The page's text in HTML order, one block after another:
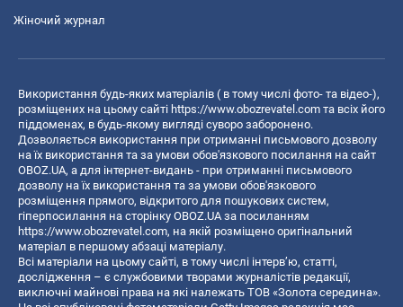
Жіночий журнал
Використання будь-яких матеріалів ( в тому числі фото- та відео-),
розміщених на цьому сайті https://www.obozrevatel.com та всіх його
піддоменах, в будь-якому вигляді суворо заборонено.
Дозволяється використання при отриманні письмового дозволу
на їх використання та за умови обов'язкового посилання на сайт
OBOZ.UA, а для інтернет-видань - при отриманні письмового
дозволу на їх використання та за умови обов'язкового
розміщення прямого, відкритого для пошукових систем,
гіперпосилання на сторінку OBOZ.UA за посиланням
https://www.obozrevatel.com, на якій розміщено оригінальний
матеріал в першому абзаці матеріалу.
Всі матеріали на цьому сайті, в тому числі інтерв’ю, статті,
дослідження – є службовими творами журналістів редакції,
виключні майнові права на які належать ТОВ «Золота середина».